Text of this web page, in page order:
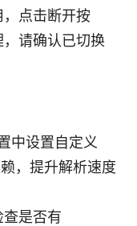
，点击断开按
请确认已切换
中设置自定义
，提升解析速度
是否有